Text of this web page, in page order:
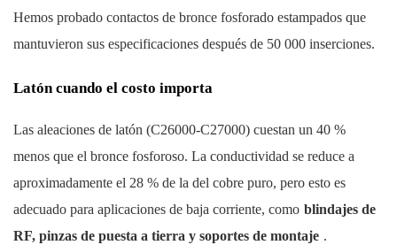
Hemos probado contactos de bronce fosforado estampados que
mantuvieron sus especificaciones después de 50 000 inserciones.
Latón cuando el costo importa
Las aleaciones de latón (C26000-C27000) cuestan un 40 %
menos que el bronce fosforoso. La conductividad se reduce a
aproximadamente el 28 % de la del cobre puro, pero esto es
adecuado para aplicaciones de baja corriente, como blindajes de
RF, pinzas de puesta a tierra y soportes de montaje .